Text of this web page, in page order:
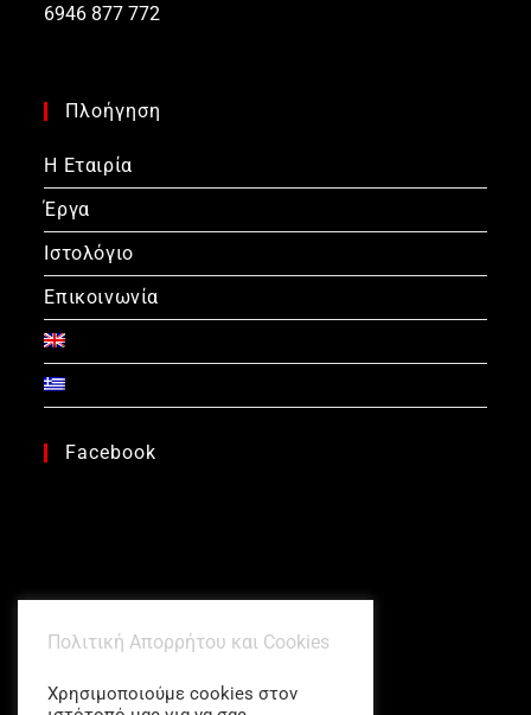
6946 877 772
Πλοήγηση
Η Εταιρία
Έργα
Ιστολόγιο
Επικοινωνία
Facebook
Πολιτική Απορρήτου και Cookies
Χρησιμοποιούμε cookies στον